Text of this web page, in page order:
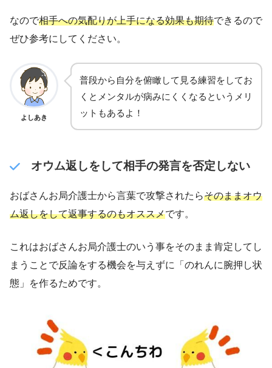
なので相手への気配りが上手になる効果も期待できるので
ぜひ参考にしてください。
よしあき
普段から自分を俯瞰して見る練習をしてお
くとメンタルが病みにくくなるというメリ
ットもあるよ！
オウム返しをして相手の発言を否定しない
おばさんお局介護士から言葉で攻撃されたらそのままオウ
ム返しをして返事するのもオススメです。
これはおばさんお局介護士のいう事をそのまま肯定してし
まうことで反論をする機会を与えずに「のれんに腕押し状
態」を作るためです。